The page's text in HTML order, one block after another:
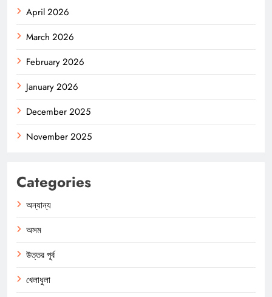
April 2026
March 2026
February 2026
January 2026
December 2025
November 2025
Categories
অন্যান্য
অসম
উত্তর পূর্ব
খেলাধুলা